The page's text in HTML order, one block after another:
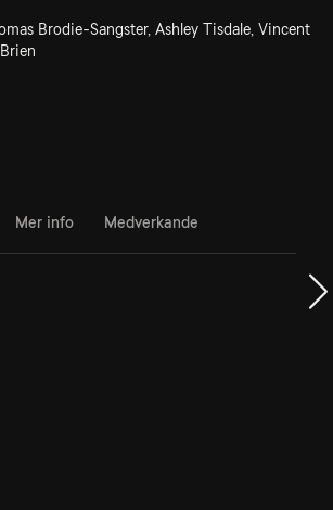
Brodie-Sangster, Ashley Tisdale, Vincent
Mer info Medverkande